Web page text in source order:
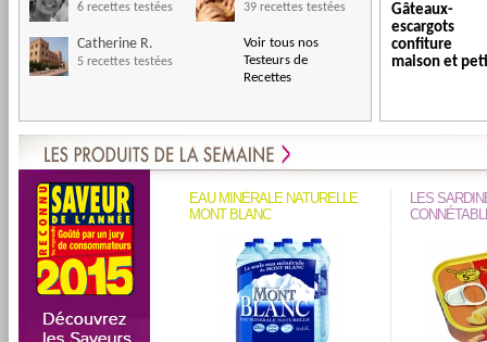
6 recettes testées 39 recettes testées
Catherine R.
5 recettes testées
Voir tous nos
Testeurs de
Recettes
Gâteaux-
escargots
confiture
maison et
EAU MINÉRALE NATURELLE
MONT BLANC
LES